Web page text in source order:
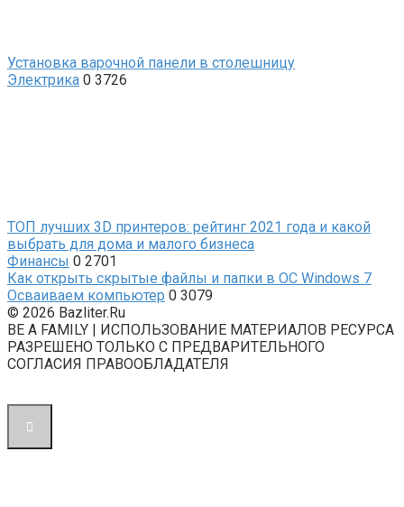
Установка варочной панели в столешницу
Электрика 0 3726
ТОП лучших 3D принтеров: рейтинг 2021 года и какой
выбрать для дома и малого бизнеса
Финансы 0 2701
Как открыть скрытые файлы и папки в ОС Windows 7
Осваиваем компьютер 0 3079
© 2026 Bazliter.Ru
BE A FAMILY | ИСПОЛЬЗОВАНИЕ МАТЕРИАЛОВ РЕСУРСА
РАЗРЕШЕНО ТОЛЬКО С ПРЕДВАРИТЕЛЬНОГО
СОГЛАСИЯ ПРАВООБЛАДАТЕЛЯ